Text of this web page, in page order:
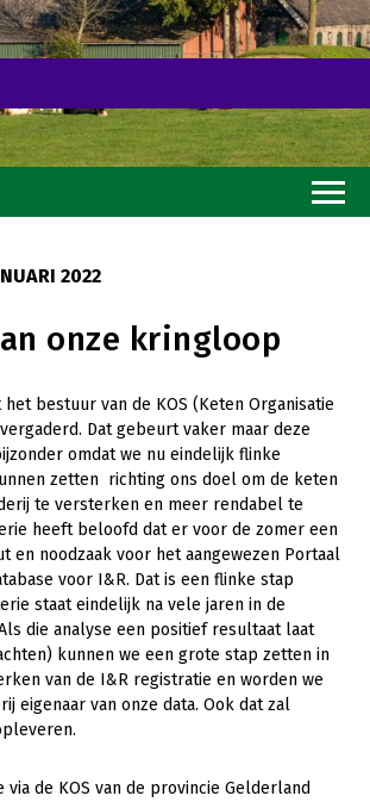
en energie
en onderwijs
2022
onze kringloop
bestuur van de KOS (Keten Organisatie
Dat gebeurt vaker maar deze
omdat we nu eindelijk flinke
zetten richting ons doel om de keten
te versterken en meer rendabel te
heeft beloofd dat er voor de zomer een
en noodzaak voor het aangewezen Portaal
voor I&R. Dat is een flinke stap
staat eindelijk na vele jaren in de
die analyse een positief resultaat laat
kunnen we een grote stap zetten in
van de I&R registratie en worden we
eigenaar van onze data. Ook dat zal
de KOS van de provincie Gelderland